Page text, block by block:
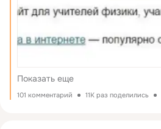
Показать еще
101 комментарий 11K раз поделились